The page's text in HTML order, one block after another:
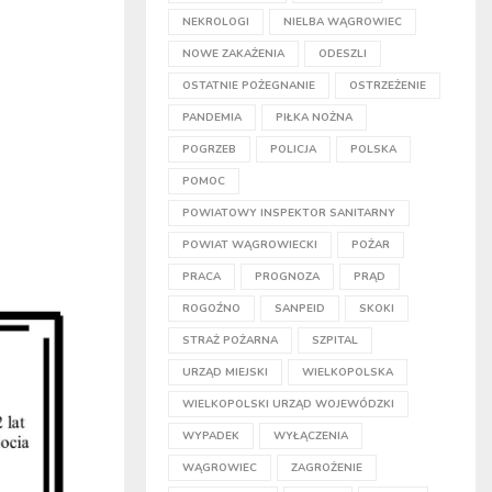
NEKROLOGI NIELBA WĄGROWIEC
NOWE ZAKAŻENIA ODESZLI
OSTATNIE POŻEGNANIE OSTRZEŻENIE
PANDEMIA PIŁKA NOŻNA
POGRZEB POLICJA POLSKA
POMOC
POWIATOWY INSPEKTOR SANITARNY
POWIAT WĄGROWIECKI POŻAR
PRACA PROGNOZA PRĄD
ROGOŹNO SANPEID SKOKI
STRAŻ POŻARNA SZPITAL
URZĄD MIEJSKI WIELKOPOLSKA
WIELKOPOLSKI URZĄD WOJEWÓDZKI
WYPADEK WYŁĄCZENIA
WĄGROWIEC ZAGROŻENIE